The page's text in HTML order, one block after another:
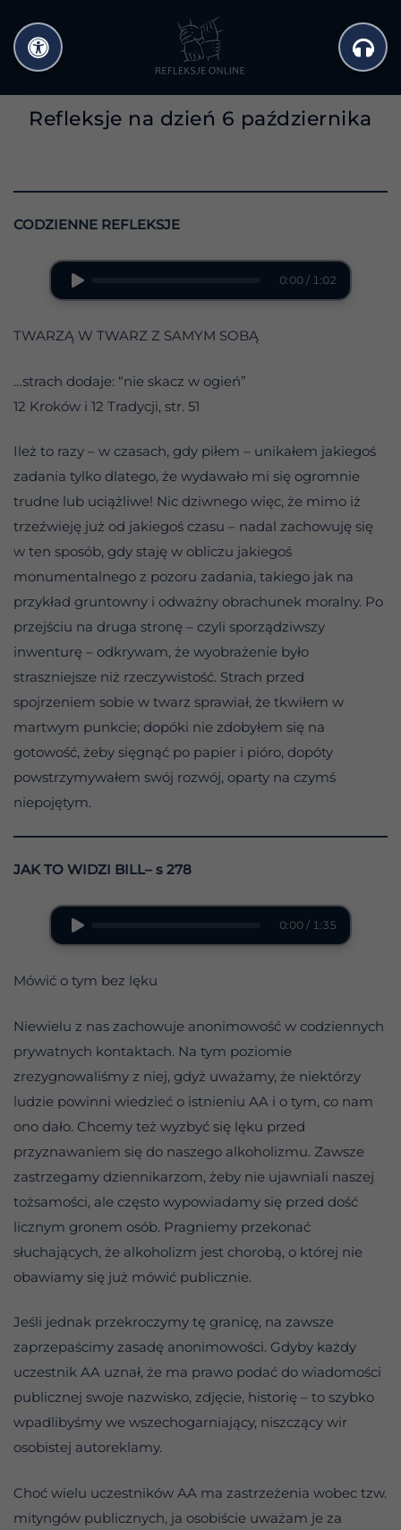
do
treści
Refleksje na dzień 6 października
CODZIENNE REFLEKSJE
0:00 / 1:02
TWARZĄ W TWARZ Z SAMYM SOBĄ
…strach dodaje: “nie skacz w ogień”
12 Kroków i 12 Tradycji, str. 51
Ileż to razy – w czasach, gdy piłem – unikałem jakiegoś
zadania tylko dlatego, że wydawało mi się ogromnie
trudne lub uciążliwe! Nic dziwnego więc, że mimo iż
trzeźwieję już od jakiegoś czasu – nadal zachowuję się
w ten sposób, gdy staję w obliczu jakiegoś
monumentalnego z pozoru zadania, takiego jak na
przykład gruntowny i odważny obrachunek moralny. Po
przejściu na druga stronę – czyli sporządziwszy
inwenturę – odkrywam, że wyobrażenie było
straszniejsze niż rzeczywistość. Strach przed
spojrzeniem sobie w twarz sprawiał, że tkwiłem w
martwym punkcie; dopóki nie zdobyłem się na
gotowość, żeby sięgnąć po papier i pióro, dopóty
powstrzymywałem swój rozwój, oparty na czymś
niepojętym.
JAK TO WIDZI BILL– s 278
0:00 / 1:35
Mówić o tym bez lęku
Niewielu z nas zachowuje anonimowość w codziennych
prywatnych kontaktach. Na tym poziomie
zrezygnowaliśmy z niej, gdyż uważamy, że niektórzy
ludzie powinni wiedzieć o istnieniu AA i o tym, co nam
ono dało. Chcemy też wyzbyć się lęku przed
przyznawaniem się do naszego alkoholizmu. Zawsze
zastrzegamy dziennikarzom, żeby nie ujawniali naszej
tożsamości, ale często wypowiadamy się przed dość
licznym gronem osób. Pragniemy przekonać
słuchających, że alkoholizm jest chorobą, o której nie
obawiamy się już mówić publicznie.
Jeśli jednak przekroczymy tę granicę, na zawsze
zaprzepaścimy zasadę anonimowości. Gdyby każdy
uczestnik AA uznał, że ma prawo podać do wiadomości
publicznej swoje nazwisko, zdjęcie, historię – to szybko
wpadlibyśmy we wszechogarniający, niszczący wir
osobistej autoreklamy.
Choć wielu uczestników AA ma zastrzeżenia wobec tzw.
mityngów publicznych, ja osobiście uważam je za